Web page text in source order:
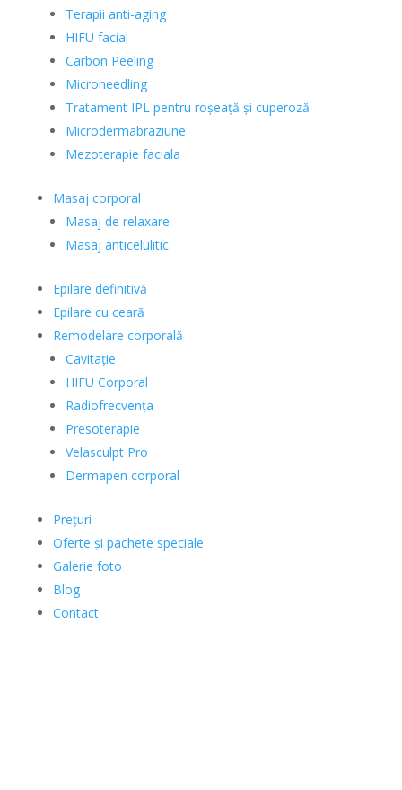
Terapii anti-aging
HIFU facial
Carbon Peeling
Microneedling
Tratament IPL pentru roșeață și cuperoză
Microdermabraziune
Mezoterapie faciala
Masaj corporal
Masaj de relaxare
Masaj anticelulitic
Epilare definitivă
Epilare cu ceară
Remodelare corporală
Cavitație
HIFU Corporal
Radiofrecvența
Presoterapie
Velasculpt Pro
Dermapen corporal
Prețuri
Oferte și pachete speciale
Galerie foto
Blog
Contact